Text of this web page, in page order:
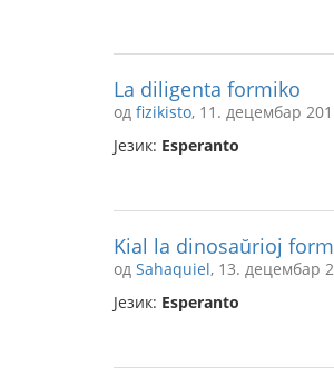
La diligenta formiko
од fizikisto, 11. децембар
Језик: Esperanto
Kial la dinosaŭrioj
од Sahaquiel, 13. децембар
Језик: Esperanto